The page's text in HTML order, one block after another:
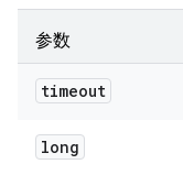
参数
timeout
long